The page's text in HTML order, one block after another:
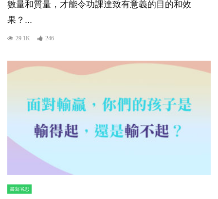
數量和質量，才能令功課達致有意義的目的和效
果？...
29.1K 246
書寫省思